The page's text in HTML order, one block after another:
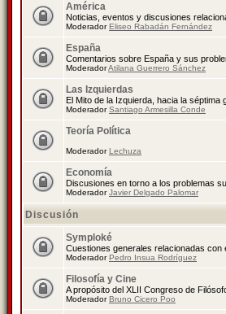
América
Noticias, eventos y discusiones
ModeradorEliseo Rabadán Fernández
España
Comentarios sobre España y sus
ModeradorAtilana Guerrero Sánchez
Las Izquierdas
El Mito de la Izquierda, hacia la séptima
ModeradorSantiago Armesilla Conde
Teoría Política
ModeradorLechuza
Economía
Discusiones en torno a los problemas
ModeradorJavier Delgado Palomar
Discusión
Symploké
Cuestiones generales relacionadas con
ModeradorPedro Insua Rodríguez
Filosofía y Cine
A propósito del XLII Congreso de
ModeradorBruno Cicero Poo